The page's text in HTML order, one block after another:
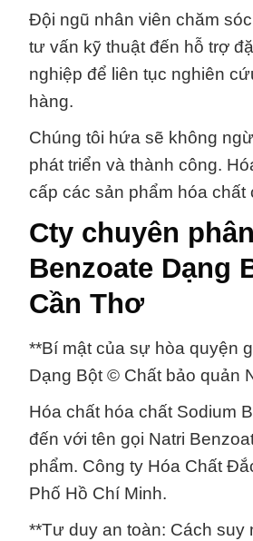
Đội ngũ nhân viên chăm
tư vấn kỹ thuật đến hỗ trợ
nghiệp để liên tục nghiên
hàng.
Chúng tôi hứa sẽ không
phát triển và thành công.
cấp các sản phẩm hóa
Cty chuyên
Benzoate Dạng
Cần Thơ
**Bí mật của sự hòa quyện
Dạng Bột © Chất bảo quản
Hóa chất hóa chất Sodium
đến với tên gọi Natri
phẩm. Công ty Hóa Chất
Phố Hồ Chí Minh.
**Tư duy an toàn: Cách suy